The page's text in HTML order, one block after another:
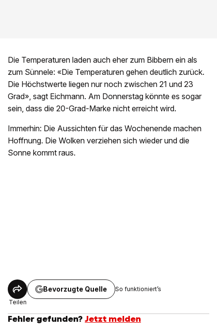
Die Temperaturen laden auch eher zum Bibbern ein als
zum Sünnele: «Die Temperaturen gehen deutlich zurück.
Die Höchstwerte liegen nur noch zwischen 21 und 23
Grad», sagt Eichmann. Am Donnerstag könnte es sogar
sein, dass die 20-Grad-Marke nicht erreicht wird.
Immerhin: Die Aussichten für das Wochenende machen
Hoffnung. Die Wolken verziehen sich wieder und die
Sonne kommt raus.
Teilen
Bevorzugte Quelle So funktioniert’s
Fehler gefunden? Jetzt melden